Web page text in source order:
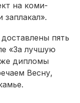
на коми-
заплакал».
пять
«За лучшую
дипломы
Весну,